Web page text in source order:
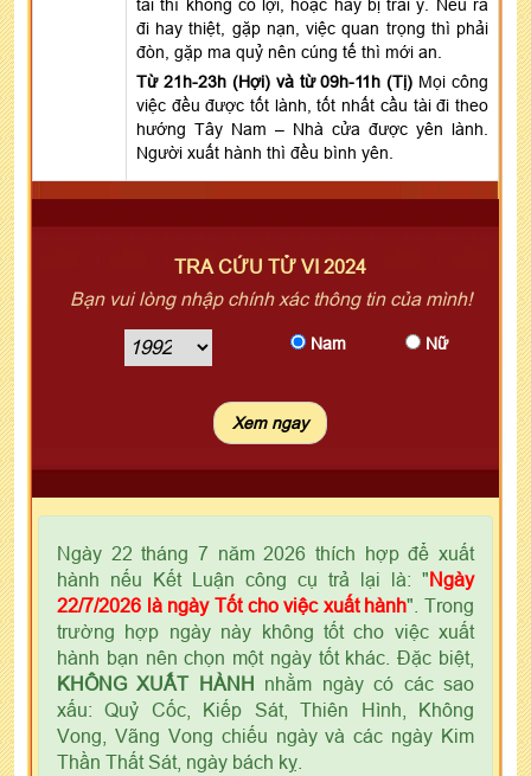
tài thì không có lợi, hoặc hay bị trái ý. Nếu ra
đi hay thiệt, gặp nạn, việc quan trọng thì phải
đòn, gặp ma quỷ nên cúng tế thì mới an.
Từ 21h-23h (Hợi) và từ 09h-11h (Tị) Mọi công
việc đều được tốt lành, tốt nhất cầu tài đi theo
hướng Tây Nam – Nhà cửa được yên lành.
Người xuất hành thì đều bình yên.
TRA CỨU TỬ VI 2024
Bạn vui lòng nhập chính xác thông tin của mình!
Nam Nữ
Ngày 22 tháng 7 năm 2026 thích hợp để xuất
hành nếu Kết Luận công cụ trả lại là: "Ngày
22/7/2026 là ngày Tốt cho việc xuất hành". Trong
trường hợp ngày này không tốt cho việc xuất
hành bạn nên chọn một ngày tốt khác. Đặc biệt,
KHÔNG XUẤT HÀNH nhằm ngày có các sao
xấu: Quỷ Cốc, Kiếp Sát, Thiên Hình, Không
Vong, Vãng Vong chiếu ngày và các ngày Kim
Thần Thất Sát, ngày bách kỵ.